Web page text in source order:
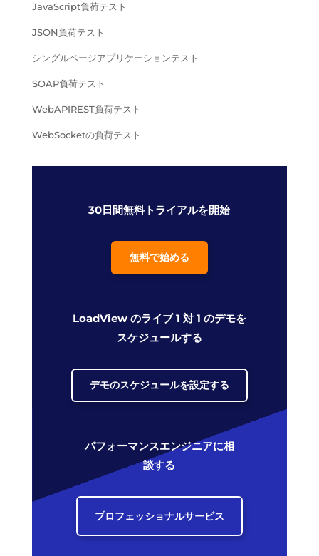
JavaScript負荷テスト
JSON負荷テスト
シングルページアプリケーションテスト
SOAP負荷テスト
WebAPIREST負荷テスト
WebSocketの負荷テスト
30日間無料トライアルを開始
無料で始める
LoadView のライブ 1 対 1 のデモを
スケジュールする
デモのスケジュールを設定する
パフォーマンスエンジニアに相
談する
プロフェッショナルサービス